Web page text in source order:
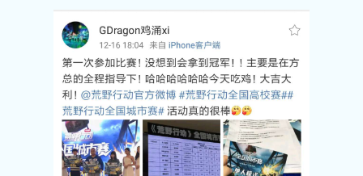
关注微博：荒野行动官方微博 关注微信：网易荒野行动